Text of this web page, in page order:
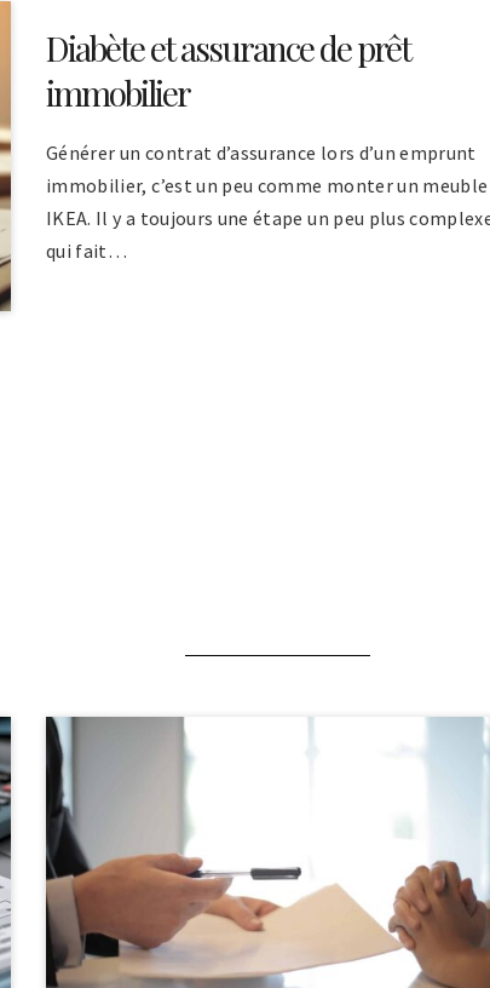
Diabète et assurance de prêt
immobilier
Générer un contrat d’assurance lors d’un emprunt
immobilier, c’est un peu comme monter un meuble
IKEA. Il y a toujours une étape un peu plus
qui fait…